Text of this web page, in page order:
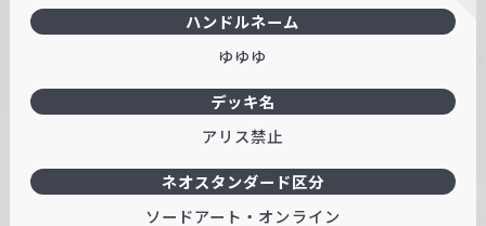
ハンドルネーム
ゆゆゆ
デッキ名
アリス禁止
ネオスタンダード区分
ソードアート・オンライン